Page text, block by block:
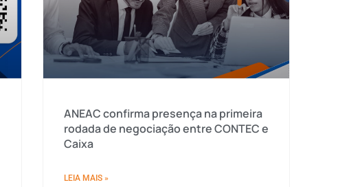
ANEAC confirma presença na primeira
rodada de negociação entre CONTEC e
Caixa
LEIA MAIS »